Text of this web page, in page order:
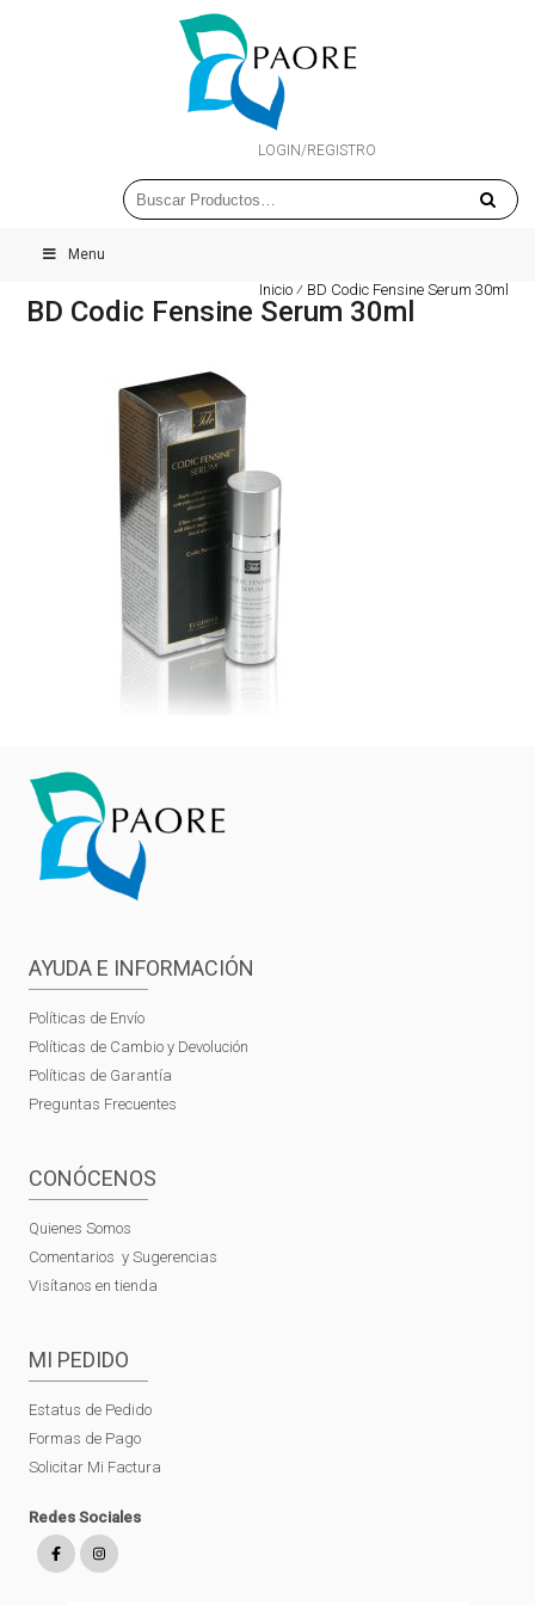
LOGIN/REGISTRO
Menu
Inicio ⁄BD Codic Fensine Serum 30ml
BD Codic Fensine Serum 30ml
AYUDA E INFORMACIÓN
Políticas de Envío
Políticas de Cambio y Devolución
Políticas de Garantía
Preguntas Frecuentes
CONÓCENOS
Quienes Somos
Comentarios y Sugerencias
Visítanos en tienda
MI PEDIDO
Estatus de Pedido
Formas de Pago
Solicitar Mi Factura
Redes Sociales